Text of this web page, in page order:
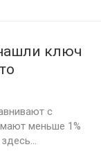
ключ
с
меньше 1%